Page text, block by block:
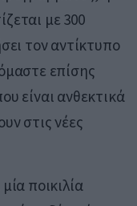
με 300
τον αντίκτυπο
επίσης
είναι ανθεκτικά
στις νέες
ποικιλία